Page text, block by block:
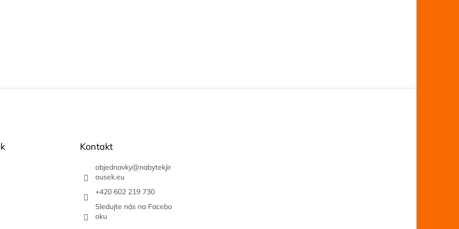
Kontakt
objednavky@nabytekjir
ousek.eu
+420 602 219 730
Sledujte nás na Facebo
oku